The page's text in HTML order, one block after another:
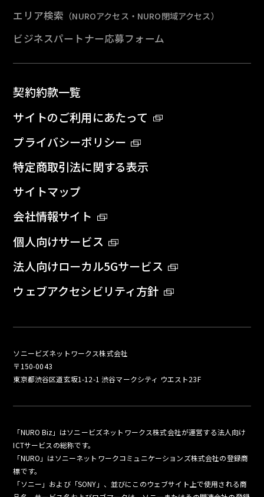
エリア検索 （NUROアクセス・NURO閉域アクセス）
ビジネスパートナー応募フォーム
契約約款一覧
サイトのご利用にあたって
プライバシーポリシー
特定商取引法に関する表示
サイトマップ
会社情報サイト
個人向けサービス
法人向けローカル5Gサービス
ウェブアクセシビリティ方針
ソニービズネットワークス株式会社
〒150-0043
東京都渋谷区道玄坂1-12-1 渋谷マークシティ ウエスト23F
「NURO Biz」はソニービズネットワークス株式会社が運営する法人向け
ICTサービスの総称です。
「NURO」はソニーネットワークコミュニケーションズ株式会社の登録商
標です。
「ソニー」および「SONY」、並びにこのウェブサイト上で使用される商